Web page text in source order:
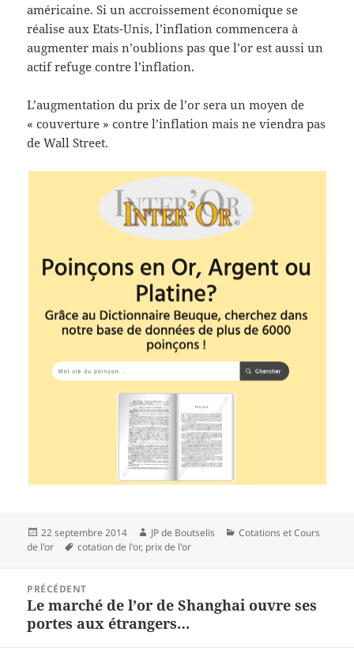
américaine. Si un accroissement économique se
réalise aux Etats-Unis, l’inflation commencera à
augmenter mais n’oublions pas que l’or est aussi un
actif refuge contre l’inflation.
L’augmentation du prix de l’or sera un moyen de
« couverture » contre l’inflation mais ne viendra pas
de Wall Street.
Publié
le
22 septembre 2014 Auteur
JP de Boutselis Catégories
Cotations et Cours
de l'or
Mots-
cotation de l'or, prix de l'or
PRÉCÉDENT
Article
précédent :
Le marché de l’or de Shanghai ouvre ses
portes aux étrangers…